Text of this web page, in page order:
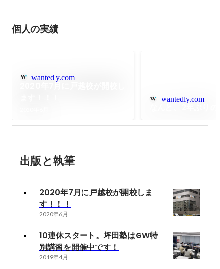
個人の実績
wantedly.com
wantedly.com
出版と執筆
2020年7月に戸越校が開校しま
す！！！
2020年6月
10連休スタート。坪田塾はGW特
別講習を開催中です！
2019年4月